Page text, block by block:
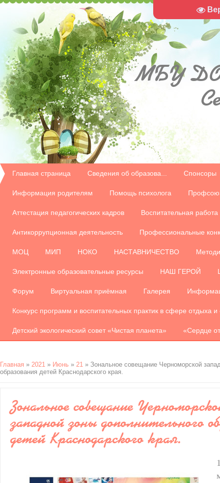
МБУ
Главная страница Сведения об образова... Спонсоры
Информация родителям Помощь психолога
Аттестация педагогических кадров Воспитательная работа
Антикоррупционная деятельность Профессиональные
МОЦ МИП НОКО НАСТАВНИЧЕСТВО
Электронные образовательные ресурсы НАШ ГЕРОЙ
Форум Виртуальная приёмная Галерея
Конкурс программ и воспитательных практик в сфере отдыха
Детский экологический совет «Чистая планета» «Сердце
Главная » 2021 » Июнь » 21 » Зональное совещание Черноморской
образования детей Краснодарского края.
Зональное совещание
западной зоны дополнительного
детей Краснодарского края.